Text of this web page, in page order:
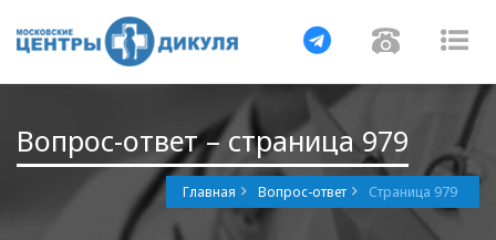
Навигация
Вопрос-ответ – страница 979
Главная Вопрос-ответ Страница 979